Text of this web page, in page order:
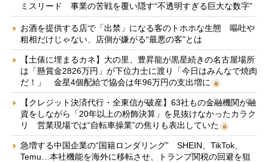
ミスリード 事業の苦戦を覆い隠す“不透明すぎる巨大な数字”
お酒を提供する店で「出禁」になる客のトホホな生態 嘔吐や
粗相だけじゃない、店側が嫌がる“最悪の客”とは
【土俵に埋まるカネ】大の里、豊昇龍が黒星続きの名古屋場所
は「懸賞金2826万円」が下位力士に渡り「今日はみんなで焼肉
だ！」 金星4個配給で協会は年96万円の支出増に
【クレジット決済代行・全東信が破産】63社もの金融機関が融
資をしながら「20年以上の粉飾決算」を見抜けなかったカラク
リ 営業現場では“自転車操業”の焦りも表出していた
急増する中国企業の“国籍ロンダリング” SHEIN、TikTok、
Temu…本社機能を海外に移転させ、トランプ関税の回避を狙